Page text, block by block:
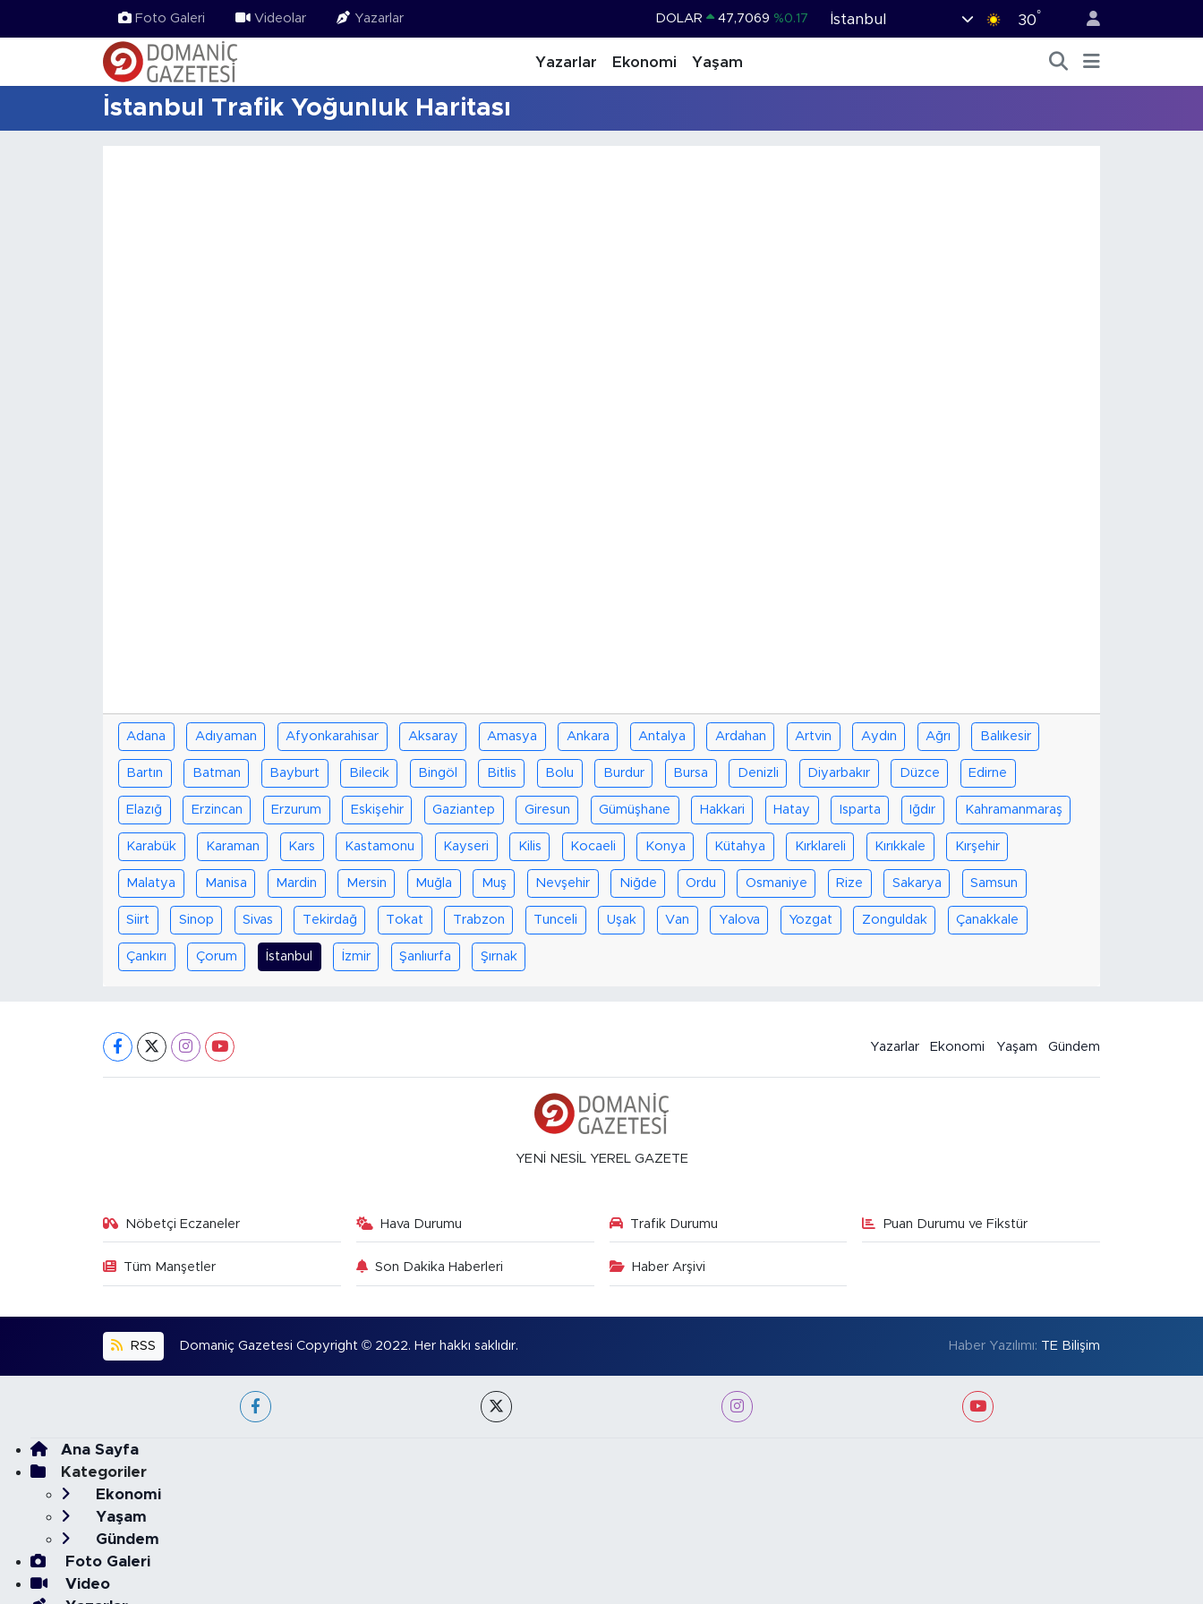
Foto Galeri Videolar Yazarlar DOLAR 47,7069 %0.17
STERLİN 64,1897 %0.02
İstanbul 30°
Yazarlar Ekonomi Yaşam
İstanbul Trafik Yoğunluk Haritası
Adana Adıyaman Afyonkarahisar Aksaray Amasya Ankara Antalya Ardahan Artvin Aydın Ağrı Balıkesir
Bartın Batman Bayburt Bilecik Bingöl Bitlis Bolu Burdur Bursa Denizli Diyarbakır Düzce Edirne
Elazığ Erzincan Erzurum Eskişehir Gaziantep Giresun Gümüşhane Hakkari Hatay Isparta Iğdır Kahramanmaraş
Karabük Karaman Kars Kastamonu Kayseri Kilis Kocaeli Konya Kütahya Kırklareli Kırıkkale Kırşehir
Malatya Manisa Mardin Mersin Muğla Muş Nevşehir Niğde Ordu Osmaniye Rize Sakarya Samsun
Siirt Sinop Sivas Tekirdağ Tokat Trabzon Tunceli Uşak Van Yalova Yozgat Zonguldak Çanakkale
Çankırı Çorum İstanbul İzmir Şanlıurfa Şırnak
Yazarlar Ekonomi Yaşam Gündem
YENİ NESİL YEREL GAZETE
Nöbetçi Eczaneler Hava Durumu Trafik Durumu Puan Durumu ve Fikstür
Tüm Manşetler Son Dakika Haberleri Haber Arşivi
RSS Domaniç Gazetesi Copyright © 2022. Her hakkı saklıdır. Haber Yazılımı: TE Bilişim
Ana Sayfa
Kategoriler
Ekonomi
Yaşam
Gündem
Foto Galeri
Video